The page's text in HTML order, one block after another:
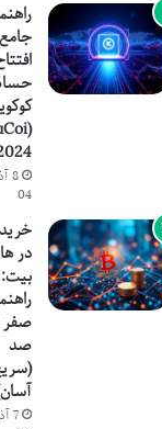
جامع
8
04
در
بیت:
صفر
صد
7